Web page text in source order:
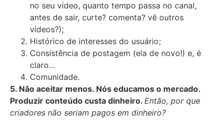
no seu vídeo, quanto tempo passa no canal,
antes de sair, curte? comenta? vê outros
vídeos?);
Histórico de interesses do usuário;
Consistência de postagem (ela de novo!) e, é
claro…
Comunidade.
5. Não aceitar menos. Nós educamos o mercado.
Produzir conteúdo custa dinheiro. Então, por que
criadores não seriam pagos em dinheiro?